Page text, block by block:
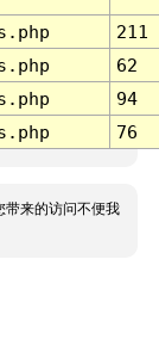
211
62
94
76
带来的访问不便我